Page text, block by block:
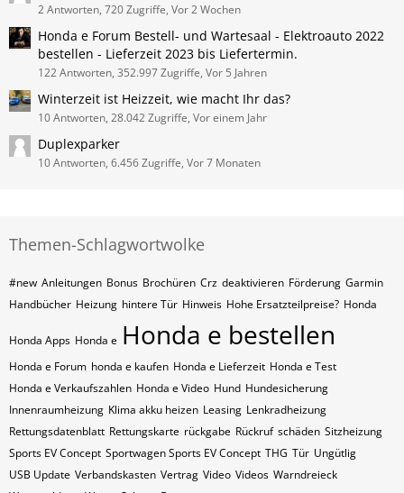
2 Antworten, 720 Zugriffe, Vor 2 Wochen
Honda e Forum Bestell- und Wartesaal - Elektroauto 2022
bestellen - Lieferzeit 2023 bis Liefertermin.
122 Antworten, 352.997 Zugriffe, Vor 5 Jahren
Winterzeit ist Heizzeit, wie macht Ihr das?
10 Antworten, 28.042 Zugriffe, Vor einem Jahr
Duplexparker
10 Antworten, 6.456 Zugriffe, Vor 7 Monaten
Themen-Schlagwortwolke
#new Anleitungen Bonus Brochüren Crz deaktivieren Förderung Garmin
Handbücher Heizung hintere Tür Hinweis Hohe Ersatzteilpreise? Honda
Honda Apps Honda e Honda e bestellen
Honda e Forum honda e kaufen Honda e Lieferzeit Honda e Test
Honda e Verkaufszahlen Honda e Video Hund Hundesicherung
Innenraumheizung Klima akku heizen Leasing Lenkradheizung
Rettungsdatenblatt Rettungskarte rückgabe Rückruf schäden Sitzheizung
Sports EV Concept Sportwagen Sports EV Concept THG Tür Ungütlig
USB Update Verbandskasten Vertrag Video Videos Warndreieck